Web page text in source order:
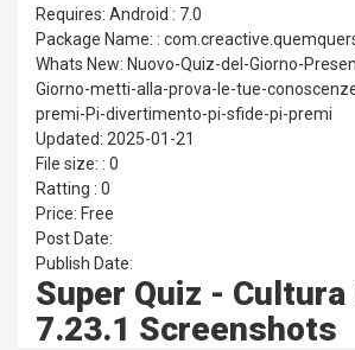
Requires: Android : 7.0
Package Name: :
Whats New: Nuovo-Quiz-del-Giorno-
Giorno-metti-alla-prova-le-tue-
premi-Pi-divertimento-pi-sfide-pi-premi
Updated: 2025-01-21
File size: : 0
Ratting : 0
Price: Free
Post Date:
Publish Date:
Super Quiz - Cultura
7.23.1 Screenshots